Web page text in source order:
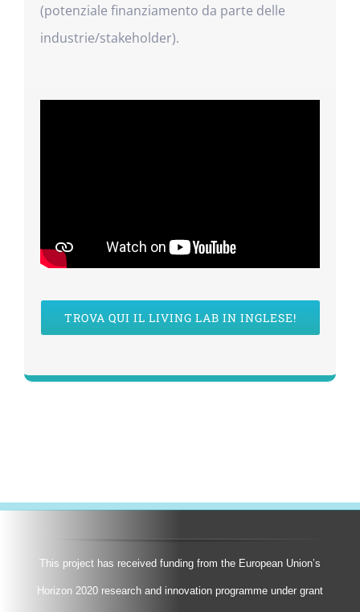
(potenziale finanziamento da parte delle
industrie/stakeholder).
TROVA QUI IL LIVING LAB IN INGLESE!
This project has received funding from the European Union’s
Horizon 2020 research and innovation programme under grant